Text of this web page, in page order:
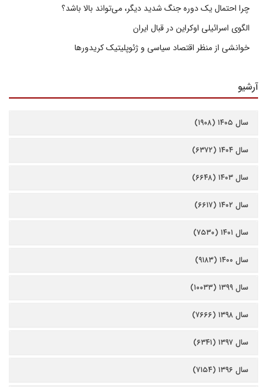
چرا احتمال یک دوره جنگ شدید دیگر، می‌تواند بالا باشد؟
الگوی اسرائیلی اوکراین در قبال ایران
خوانشی از منظر اقتصاد سیاسی و ژئوپلیتیک کریدورها
آرشیو
سال ۱۴۰۵ (۱۹۰۸)
سال ۱۴۰۴ (۶۳۷۲)
سال ۱۴۰۳ (۶۶۴۸)
سال ۱۴۰۲ (۶۶۱۷)
سال ۱۴۰۱ (۷۵۳۰)
سال ۱۴۰۰ (۹۱۸۳)
سال ۱۳۹۹ (۱۰۰۳۳)
سال ۱۳۹۸ (۷۶۶۶)
سال ۱۳۹۷ (۶۳۴۱)
سال ۱۳۹۶ (۷۱۵۴)